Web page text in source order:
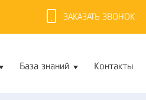
ЗАКАЗАТЬ ЗВОНОК
База знаний Контакты